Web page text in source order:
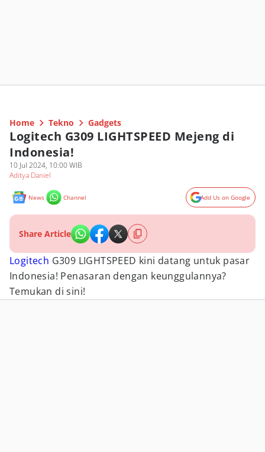
Home Tekno Gadgets
Logitech G309 LIGHTSPEED Mejeng di
Indonesia!
10 Jul 2024, 10:00 WIB
Aditya Daniel
News Channel Add Us on Google
Share Article
Logitech G309 LIGHTSPEED kini datang untuk pasar
Indonesia! Penasaran dengan keunggulannya?
Temukan di sini!